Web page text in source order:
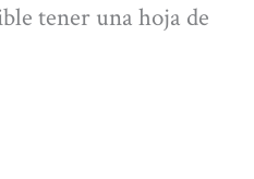
tener una hoja de